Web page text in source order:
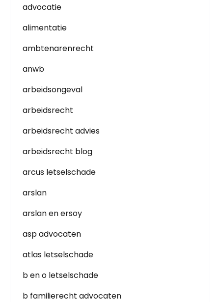
advocatie
alimentatie
ambtenarenrecht
anwb
arbeidsongeval
arbeidsrecht
arbeidsrecht advies
arbeidsrecht blog
arcus letselschade
arslan
arslan en ersoy
asp advocaten
atlas letselschade
b en o letselschade
b familierecht advocaten